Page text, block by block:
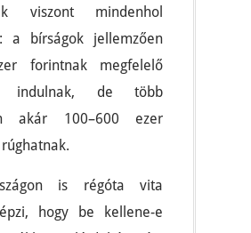
viszont mindenhol
a bírságok jellemzően
forintnak megfelelő
indulnak, de több
akár 100–600 ezer
is régóta vita
hogy be kellene-e